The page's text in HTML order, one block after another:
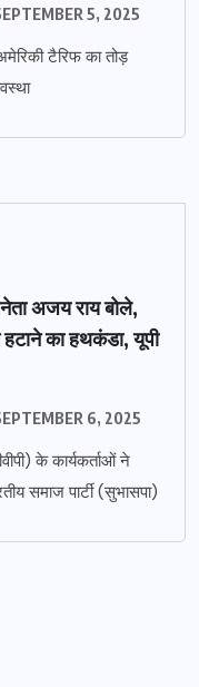
5, 2025
टैरिफ का तोड़
अजय राय बोले,
का हथकंडा, यूपी
6, 2025
के कार्यकर्ताओं ने
समाज पार्टी (सुभासपा)